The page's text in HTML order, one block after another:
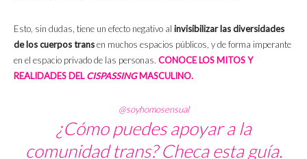
Esto, sin dudas, tiene un efecto negativo al invisibilizar las diversidades
de los cuerpos transen muchos espacios públicos, y de forma imperante
en el espacio privado de las personas. CONOCE LOS MITOS Y
REALIDADES DELCISPASSINGMASCULINO.
@soyhomosensual
¿Cómo puedes apoyar a la
comunidad trans? Checa esta guía.